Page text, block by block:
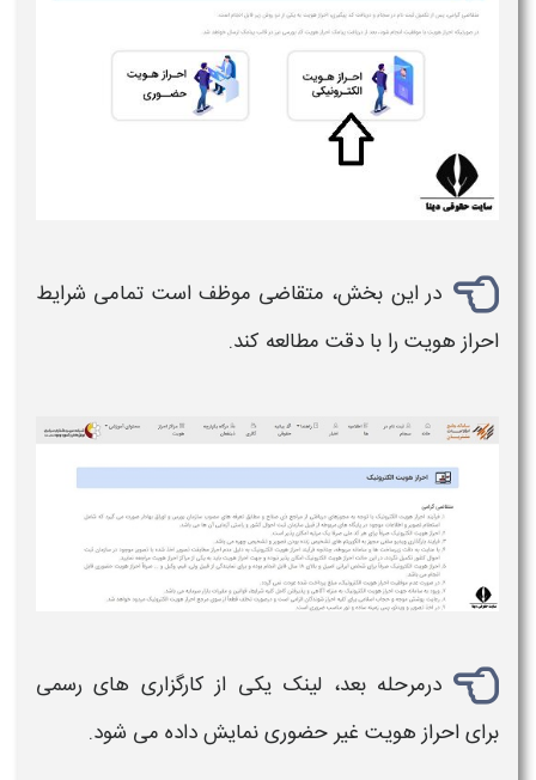
در این بخش، متقاضی موظف است تمامی شرایط
احراز هویت را با دقت مطالعه کند.
درمرحله بعد، لینک یکی از کارگزاری‌ های رسمی
برایاحراز هویت غیر حضورینمایش داده می‌ شود.